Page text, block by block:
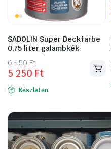
SADOLIN Super Deckfarbe
0,75 liter galambkék
6 450Ft
Original
price
was:
450 Ft.
5 250 Ft
Current
price
is:
250 Ft.
Készleten